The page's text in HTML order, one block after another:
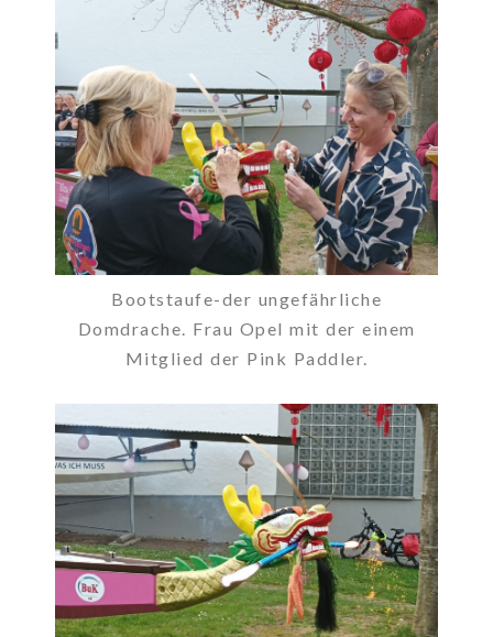
Bootstaufe-der ungefährliche
Domdrache. Frau Opel mit der einem
Mitglied der Pink Paddler.